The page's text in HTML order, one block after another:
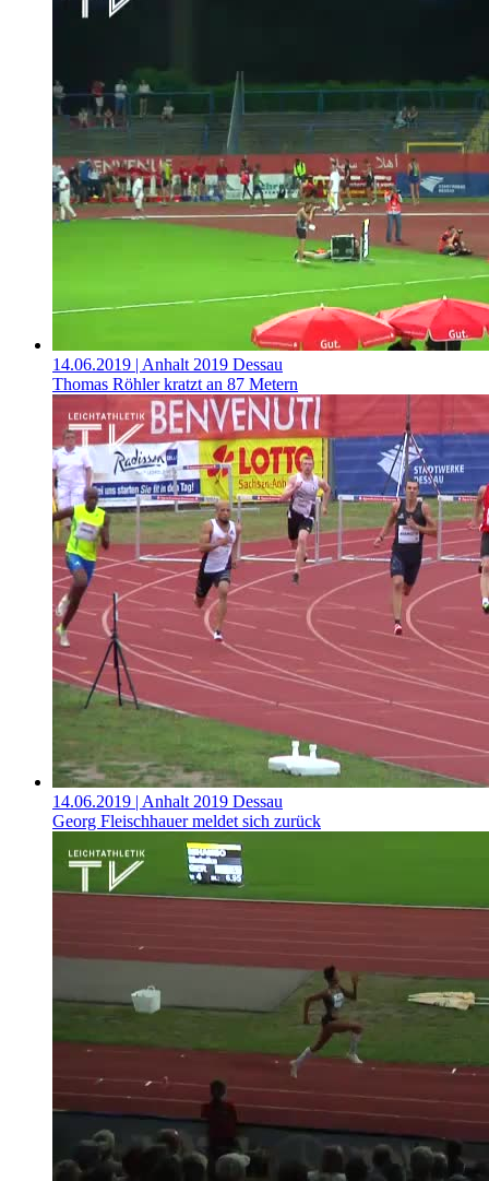
14.06.2019 | Anhalt 2019 Dessau
Thomas Röhler kratzt an 87 Metern
14.06.2019 | Anhalt 2019 Dessau
Georg Fleischhauer meldet sich zurück